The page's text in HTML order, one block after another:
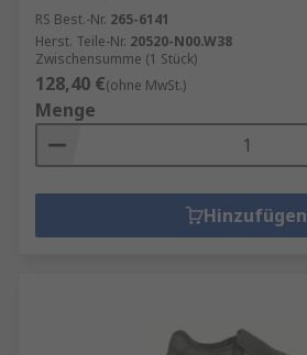
RS Best.-Nr. 265-6141
Herst. Teile-Nr. 20520-N00.W38
Zwischensumme (1 Stück)
128,40 €(ohne MwSt.)
Menge
Hinzufügen